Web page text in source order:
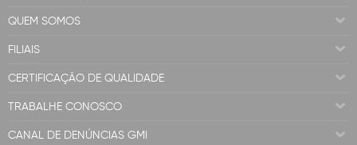
QUEM SOMOS
FILIAIS
CERTIFICAÇÃO DE QUALIDADE
TRABALHE CONOSCO
CANAL DE DENÚNCIAS GMI